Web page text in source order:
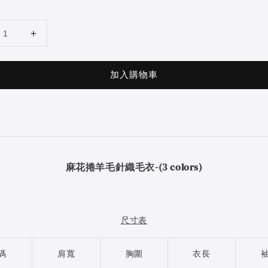
加入購物車
麻花捲羊毛針織毛衣-(3 colors)
尺寸表
肩寬 胸圍 衣長